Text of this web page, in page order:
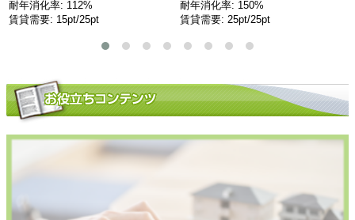
耐年消化率: 112%
賃貸需要: 15pt/25pt
耐年消化率: 150%
賃貸需要: 25pt/25pt